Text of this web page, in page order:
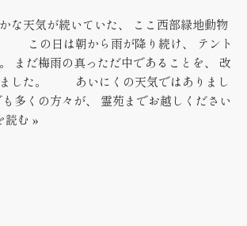
な天気が続いていた、 ここ西部緑地動物
の日は朝から雨が降り続け、 テント
まだ梅雨の真っただ中であることを、 改
ました。 あいにくの天気ではありまし
多くの方々が、 霊苑までお越しください
読む »